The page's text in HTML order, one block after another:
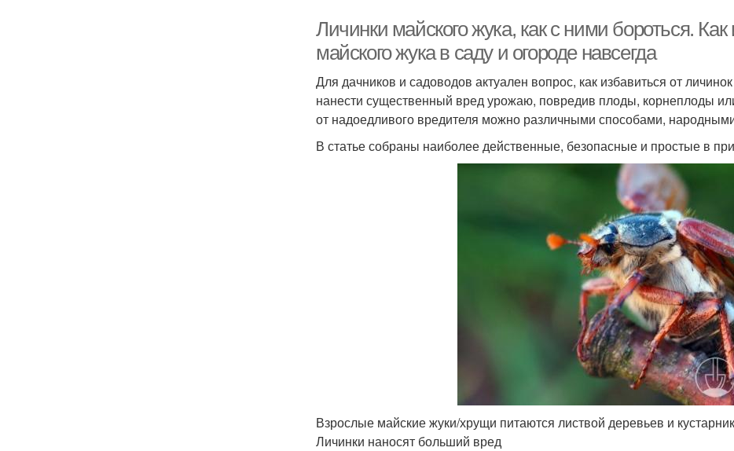
Личинки майского жука, как с ними бороться.
майского жука в саду и огороде навсегда
Для дачников и садоводов актуален вопрос, как избавиться от
нанести существенный вред урожаю, повредив плоды, корнеплоды
от надоедливого вредителя можно различными способами,
В статье собраны наиболее действенные, безопасные и простые в
Взрослые майские жуки/хрущи питаются листвой деревьев и
Личинки наносят больший вред